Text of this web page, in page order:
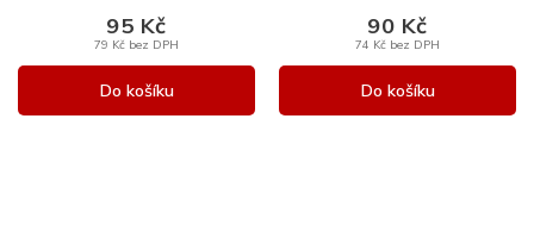
79 Kč bez DPH
95 Kč
Do košíku
74 Kč bez DPH
90 Kč
Do košíku